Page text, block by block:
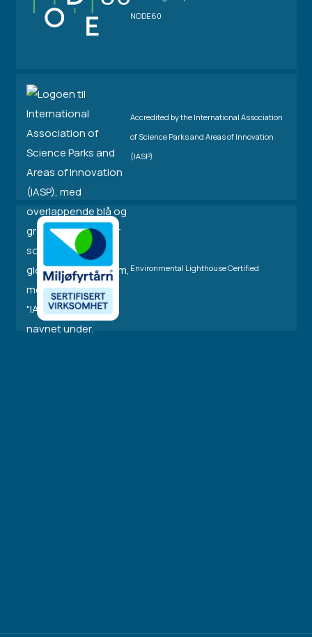
NODE60
Accredited by the International Association
of Science Parks and Areas of Innovation
(IASP)
Environmental Lighthouse Certified